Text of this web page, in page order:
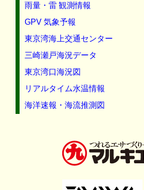
雨量・雷 観測情報
GPV 気象予報
東京湾海上交通センター
三崎瀬戸海況データ
東京湾口海況図
リアルタイム水温情報
海洋速報・海流推測図